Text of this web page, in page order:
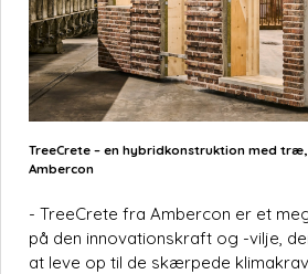
TreeCrete – en hybridkonstruktion med
Ambercon
- TreeCrete fra Ambercon er et
på den innovationskraft og -vilje,
at leve op til de skærpede